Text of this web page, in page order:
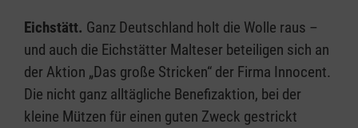
Eichstätt. Ganz Deutschland holt die Wolle raus –
und auch die Eichstätter Malteser beteiligen sich an
der Aktion „Das große Stricken“ der Firma Innocent.
Die nicht ganz alltägliche Benefizaktion, bei der
kleine Mützen für einen guten Zweck gestrickt